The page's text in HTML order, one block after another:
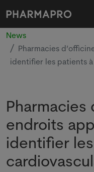
News
Pharmacies
identifier les patients
Pharmacies
endroits
identifier